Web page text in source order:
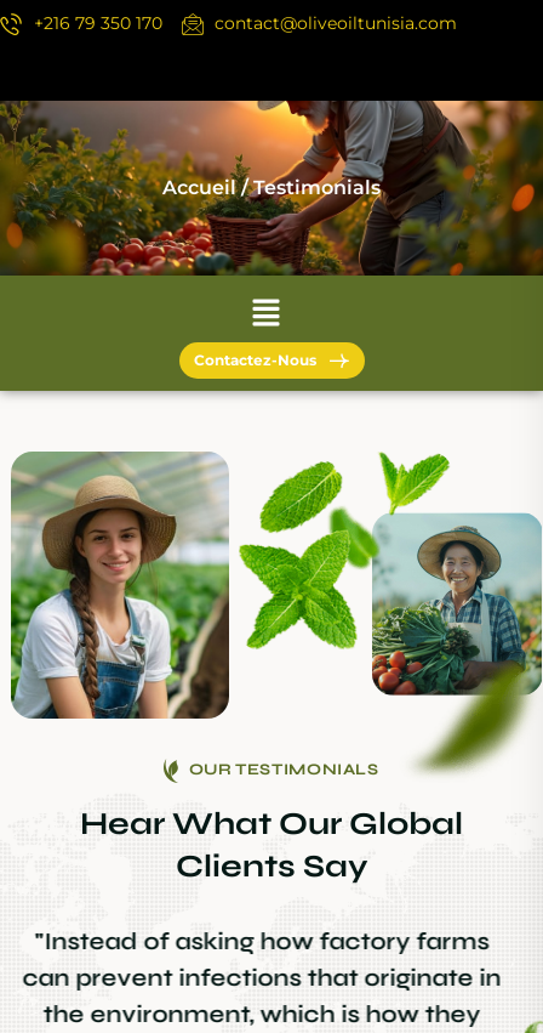
+216 79 350 170 contact@oliveoiltunisia.com
Accueil/ Testimonials
Contactez-Nous
Hear What Our Global
Clients Say
OUR TESTIMONIALS
“ Consectetur adipiscing elit. Integer
nunc viverra laoreet est the is porta
pretium metus aliquam eget maecenas